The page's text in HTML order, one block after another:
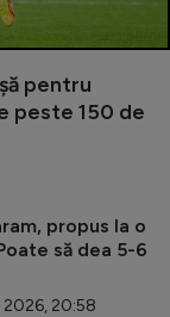
pentru
peste 150 de
propus la o
să dea 5-6
20:58